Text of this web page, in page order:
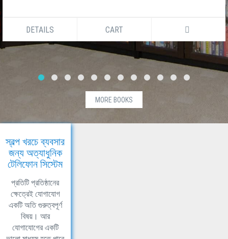
DETAILS CART
MORE BOOKS
স্বল্প খরচে ব্যবসার
জন্য অত্যাধুনিক
টেলিফোন সিস্টেম
প্রতিটি প্রতিষ্ঠানের
ক্ষেত্রেই যোগাযোগ
একটি অতি গুরুত্বপূর্ণ
বিষয়। আর
যোগাযোগের একটি